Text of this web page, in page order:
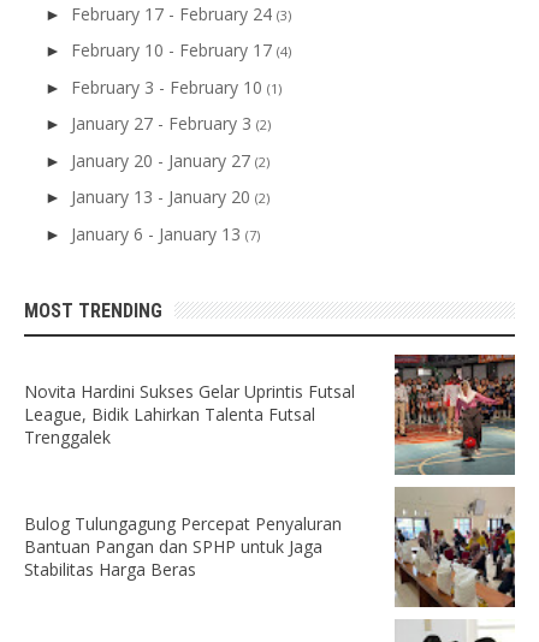
► February 17 - February 24 (3)
► February 10 - February 17 (4)
► February 3 - February 10 (1)
► January 27 - February 3 (2)
► January 20 - January 27 (2)
► January 13 - January 20 (2)
► January 6 - January 13 (7)
MOST TRENDING
Novita Hardini Sukses Gelar Uprintis Futsal
League, Bidik Lahirkan Talenta Futsal
Trenggalek
Bulog Tulungagung Percepat Penyaluran
Bantuan Pangan dan SPHP untuk Jaga
Stabilitas Harga Beras